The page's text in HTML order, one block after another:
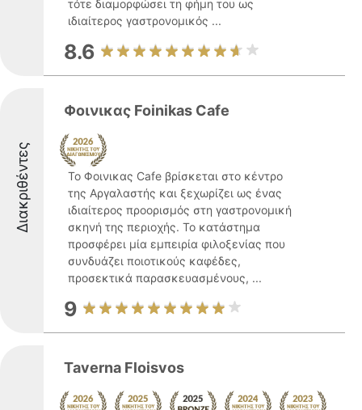
τότε διαμορφώσει τη φήμη του ως
ιδιαίτερος γαστρονομικός ...
8.6
Διακριθέντες
Φοινικας Foinikas Cafe
Το Φοινικας Cafe βρίσκεται στο κέντρο
της Αργαλαστής και ξεχωρίζει ως ένας
ιδιαίτερος προορισμός στη γαστρονομική
σκηνή της περιοχής. Το κατάστημα
προσφέρει μία εμπειρία φιλοξενίας που
συνδυάζει ποιοτικούς καφέδες,
προσεκτικά παρασκευασμένους, ...
9
Taverna Floisvos